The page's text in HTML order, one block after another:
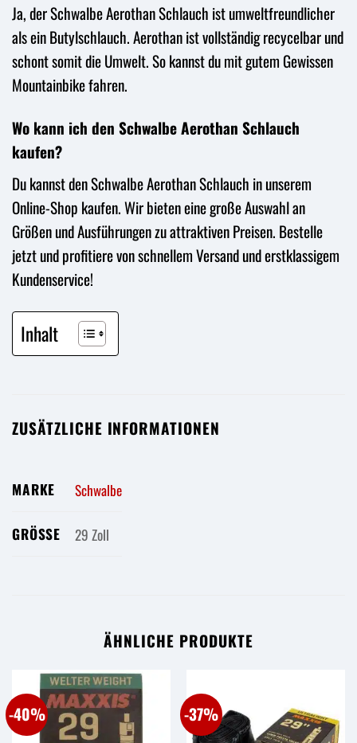
Ja, der Schwalbe Aerothan Schlauch ist umweltfreundlicher
als ein Butylschlauch. Aerothan ist vollständig recycelbar und
schont somit die Umwelt. So kannst du mit gutem Gewissen
Mountainbike fahren.
Wo kann ich den Schwalbe Aerothan Schlauch
kaufen?
Du kannst den Schwalbe Aerothan Schlauch in unserem
Online-Shop kaufen. Wir bieten eine große Auswahl an
Größen und Ausführungen zu attraktiven Preisen. Bestelle
jetzt und profitiere von schnellem Versand und erstklassigem
Kundenservice!
Inhalt
ZUSÄTZLICHE INFORMATIONEN
MARKE Schwalbe
GRÖSSE 29 Zoll
ÄHNLICHE PRODUKTE
-40% -37%